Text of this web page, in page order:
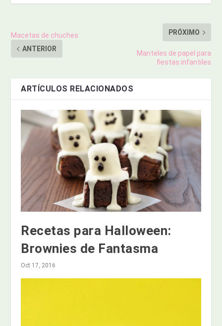
Macetas de chuches
ANTERIOR
PRÓXIMO
Manteles de papel para
fiestas infantiles
ARTÍCULOS RELACIONADOS
Recetas para Halloween:
Brownies de Fantasma
Oct 17, 2016